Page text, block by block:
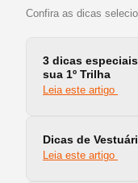
Confira as dicas
3 dicas
sua 1º Trilha
Leia este artigo
Dicas de
Leia este artigo